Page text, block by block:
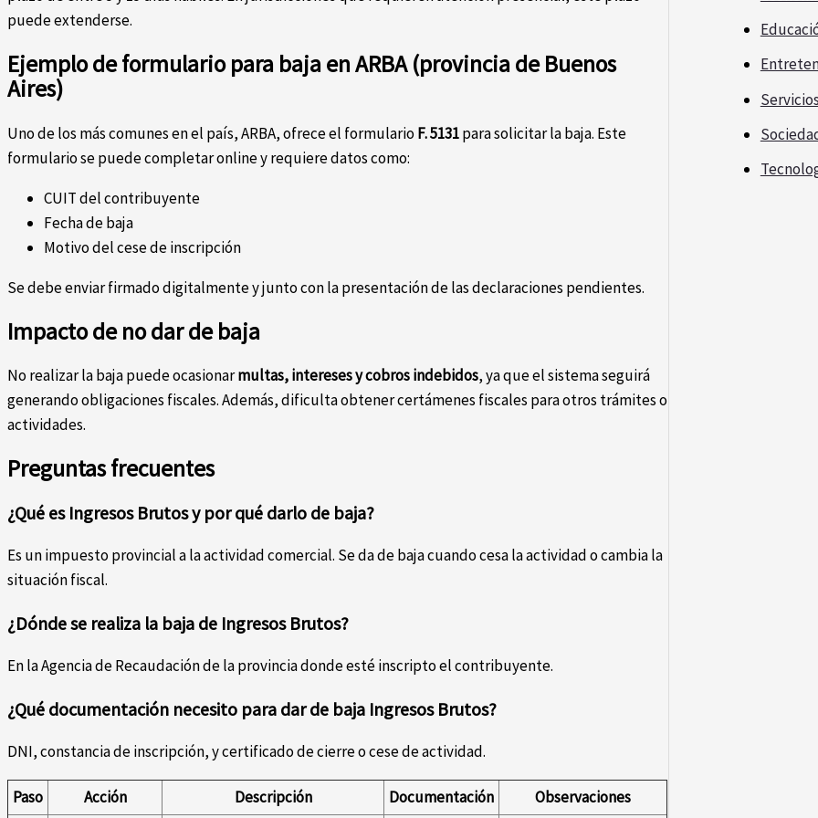
puede extenderse.
Ejemplo de formulario para baja en ARBA (provincia de Buenos
Aires)
Uno de los más comunes en el país, ARBA, ofrece el formularioF. 5131para solicitar la baja. Este
formulario se puede completar online y requiere datos como:
CUIT del contribuyente
Fecha de baja
Motivo del cese de inscripción
Se debe enviar firmado digitalmente y junto con la presentación de las declaraciones pendientes.
Impacto de no dar de baja
No realizar la baja puede ocasionarmultas, intereses y cobros indebidos, ya que el sistema seguirá
generando obligaciones fiscales. Además, dificulta obtener certámenes fiscales para otros trámites o
actividades.
Preguntas frecuentes
¿Qué es Ingresos Brutos y por qué darlo de baja?
Es un impuesto provincial a la actividad comercial. Se da de baja cuando cesa la actividad o cambia la
situación fiscal.
¿Dónde se realiza la baja de Ingresos Brutos?
En la Agencia de Recaudación de la provincia donde esté inscripto el contribuyente.
¿Qué documentación necesito para dar de baja Ingresos Brutos?
DNI, constancia de inscripción, y certificado de cierre o cese de actividad.
Paso Acción Descripción Documentación Observaciones
Servicios